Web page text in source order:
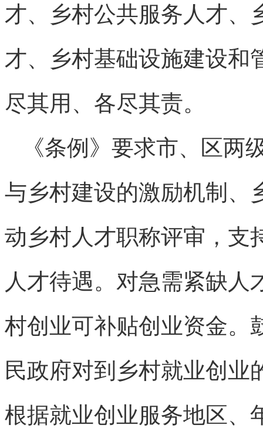
才、乡村公共服务人才、
才、乡村基础设施建设和
尽其用、各尽其责。
《条例》要求市、区两
与乡村建设的激励机制、
动乡村人才职称评审，支
人才待遇。对急需紧缺人
村创业可补贴创业资金。
民政府对到乡村就业创业
根据就业创业服务地区、